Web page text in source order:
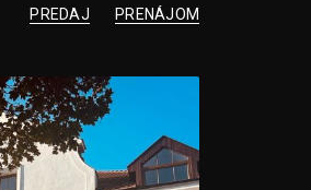
PREDAJ PRENÁJOM